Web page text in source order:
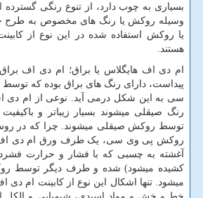
بسیاری به چوب دارد، از تنوع رنگی
وسیله روکش یا رنگ­ های مخصوص به طرح
یا روکش استفاده شده در این نوع از
هستند.
ام دی اف هایگلاس یا براق؛ ام دی اف
پیداست، دارای رنگ ­های براق بوده که
سی به این شکل درمی­ آید. نوعی از ام دی
رنگ صیقلی می­شوند بسیار زیباتر و
توسط روکش صیقلی می­شوند. چرا که در
روکش پی وی سی، یک طرف ورق ام دی اف
آغشته به چسبی که با فشار و حرارت
کشیده می­شود) شده و طرف دیگر توسط
می­شود. تنها اشکال این نوع از کابینت ام دی
خط و خش و مواد اسیدی، شیمیایی و